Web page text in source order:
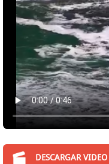
DESCARGAR